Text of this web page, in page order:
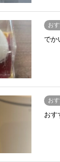
お
でか
お
おす